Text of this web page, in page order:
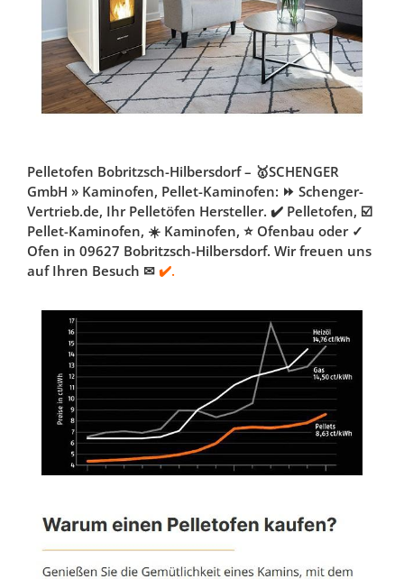
Pelletofen Bobritzsch-Hilbersdorf – 🥇SCHENGER
GmbH » Kaminofen, Pellet-Kaminofen: ⏩ Schenger-
Vertrieb.de, Ihr Pelletöfen Hersteller. ✔️ Pelletofen, ☑️
Pellet-Kaminofen, ☀️ Kaminofen, ⭐ Ofenbau oder ✓
Ofen in 09627 Bobritzsch-Hilbersdorf. Wir freuen uns
auf Ihren Besuch ✉ ✔️.